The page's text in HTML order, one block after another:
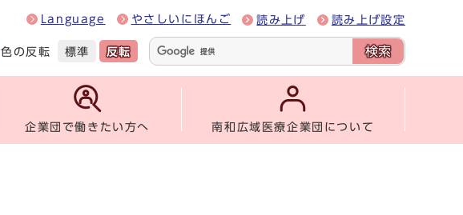
Language やさしいにほんご 読み上げ 読み上げ設定
色の反転 標準 反転 検索
企業団で働きたい方へ 南和広域医療企業団について